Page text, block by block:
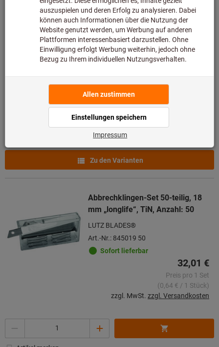
3000Produkte gefunden
Produkte
Entgraterklinge
Noga
Lieferbar
6 Varianten
zzgl. MwSt.
Zu den Varianten
Abbrechklingen-Set 50-teilig, 18
mm „longlife“, TiN, Anzahl: 50
LUTZ BLADES®
Art.-Nr.: 845019 50
Sofort lieferbar
32,01 €
Preis pro 1 Set
(0,64 € / 1 Stück)
zzgl. MwSt. zzgl. Versandkosten